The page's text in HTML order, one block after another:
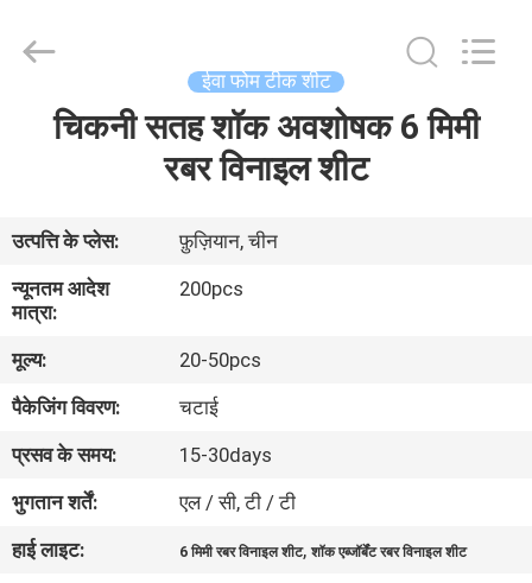
वीडियो
हमारे
बारे
में
कारखाना
भ्रमण
Co.,Ltd.
ईवा फोम टीक शीट
चिकनी सतह शॉक अवशोषक 6 मिमी
रबर विनाइल शीट
उत्पत्ति के प्लेस:
फ़ुज़ियान, चीन
न्यूनतम आदेश
मात्रा:
200pcs
मूल्य:
20-50pcs
पैकेजिंग विवरण:
चटाई
प्रसव के समय:
15-30days
भुगतान शर्तें:
एल / सी, टी / टी
हाई लाइट:
6 मिमी रबर विनाइल शीट,शॉक एब्जॉर्बेंट रबर विनाइल शीट